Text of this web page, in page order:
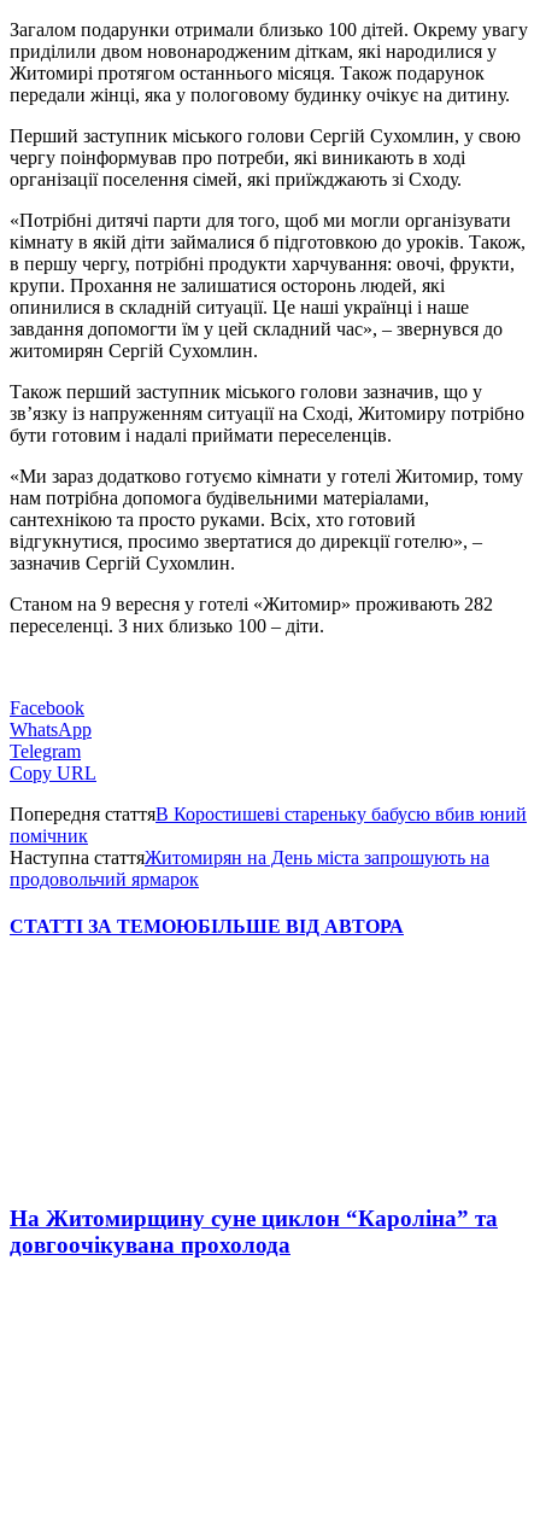
Загалом подарунки отримали близько 100 дітей. Окрему увагу
приділили двом новонародженим діткам, які народилися у
Житомирі протягом останнього місяця. Також подарунок
передали жінці, яка у пологовому будинку очікує на дитину.
Перший заступник міського голови Сергій Сухомлин, у свою
чергу поінформував про потреби, які виникають в ході
організації поселення сімей, які приїжджають зі Сходу.
«Потрібні дитячі парти для того, щоб ми могли організувати
кімнату в якій діти займалися б підготовкою до уроків. Також,
в першу чергу, потрібні продукти харчування: овочі, фрукти,
крупи. Прохання не залишатися осторонь людей, які
опинилися в складній ситуації. Це наші українці і наше
завдання допомогти їм у цей складний час», – звернувся до
житомирян Сергій Сухомлин.
Також перший заступник міського голови зазначив, що у
зв’язку із напруженням ситуації на Сході, Житомиру потрібно
бути готовим і надалі приймати переселенців.
«Ми зараз додатково готуємо кімнати у готелі Житомир, тому
нам потрібна допомога будівельними матеріалами,
сантехнікою та просто руками. Всіх, хто готовий
відгукнутися, просимо звертатися до дирекції готелю», –
зазначив Сергій Сухомлин.
Станом на 9 вересня у готелі «Житомир» проживають 282
переселенці. З них близько 100 – діти.
Facebook
WhatsApp
Telegram
Copy URL
Попередня статтяВ Коростишеві стареньку бабусю вбив юний
помічник
Наступна статтяЖитомирян на День міста запрошують на
продовольчий ярмарок
СТАТТІ ЗА ТЕМОЮБІЛЬШЕ ВІД АВТОРА
На Житомирщину суне циклон “Кароліна” та
довгоочікувана прохолода